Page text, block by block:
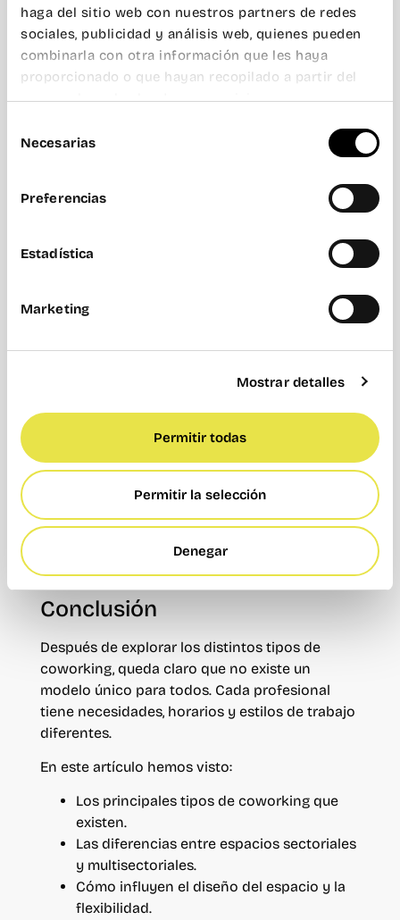
haga del sitio web con nuestros partners de redes
sociales, publicidad y análisis web, quienes pueden
combinarla con otra información que les haya
proporcionado o que hayan recopilado a partir del
uso que haya hecho de sus servicios.
deNecesarias
Preferencias
Estadística
Marketing
Mostrar detalles
Permitir todas
Permitir la selección
Denegar
¿Cómo elegir el tipo de
coworking ideal para ti?
Elegir un coworking no consiste únicamente en
de encontrar un entorno donde puedas
importantes, ya que un espacio bien conectado
que lo frecuenta, ya que el networking es una
los servicios disponibles —salas de reuniones,
general del espacio también influyen en la
recomendable es visitar el coworking, conocer
el ambiente y comprobar si realmente encaja
con tu forma de trabajar.
Conclusión
Después de explorar los distintos tipos de
coworking, queda claro que no existe un
modelo único para todos. Cada profesional
tiene necesidades, horarios y estilos de trabajo
diferentes.
En este artículo hemos visto:
Los principales tipos de coworking que
existen.
Las diferencias entre espacios sectoriales
y multisectoriales.
Cómo influyen el diseño del espacio y la
flexibilidad.